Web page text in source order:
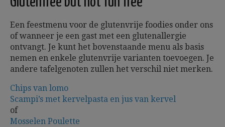
Een feestmenu voor de glutenvrije foodies onder ons
of wanneer je een gast met een glutenallergie
ontvangt. Je kunt het bovenstaande menu als basis
nemen en enkele glutenvrije varianten toevoegen. Je
andere tafelgenoten zullen het verschil niet merken.
Chips van lomo
Scampi’s met kervelpasta en jus van kervel
of
Mosselen Poulette